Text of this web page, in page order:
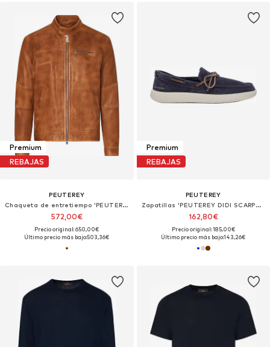
Premium
REBAJAS
PEUTEREY
Chaqueta de entretiempo 'PEUTEREY SAGUARO PE VEG 11 GIUBBINO'
572,00€
Precio original: 650,00€
Último precio más bajo:503,36€
Premium
REBAJAS
PEUTEREY
Zapatillas 'PEUTEREY DIDI SCARPE Scarpe'
162,80€
Precio original: 185,00€
Último precio más bajo:143,26€